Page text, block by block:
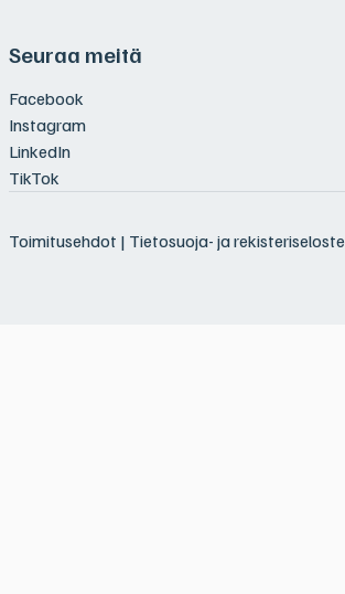
Seuraa meitä
Facebook
Instagram
LinkedIn
TikTok
Toimitusehdot | Tietosuoja- ja rekisteriseloste